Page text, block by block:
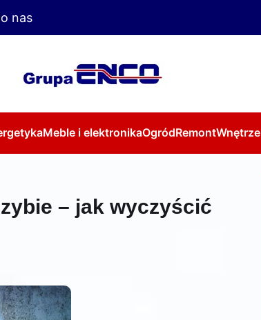
nas
Meble i elektronikaOgródRemontWnętrze
– jak wyczyścić